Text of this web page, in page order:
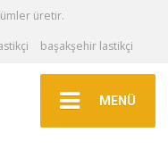
üretir.
başakşehir lastikçi
MENÜ